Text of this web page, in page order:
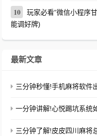
10
玩家必看“微信小程序
能调好牌)
最新文章
三分钟秒懂!手机麻将软件
一分钟讲解!心悦踢坑系统
三分钟了解!皮皮四川麻将